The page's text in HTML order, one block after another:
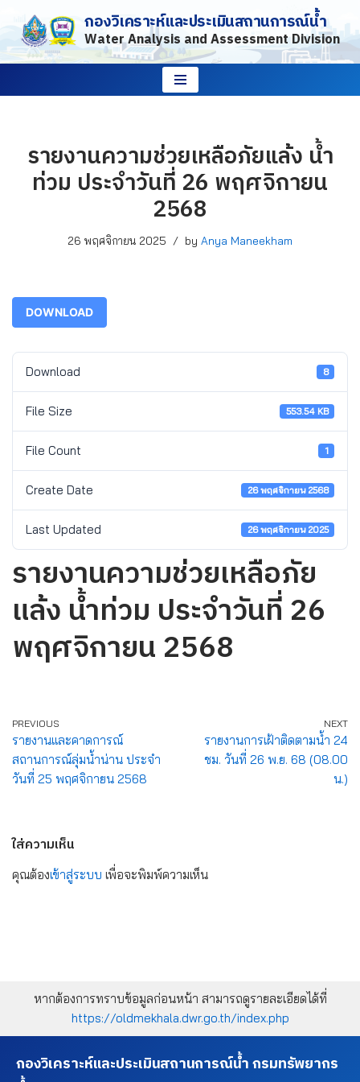
Skip
to
กองวิเคราะห์และประเมินสถานการณ์น้ำ
Water Analysis and Assessment Division
รายงานความช่วยเหลือภัยแล้ง น้ำ
ท่วม ประจำวันที่ 26 พฤศจิกายน
2568
26 พฤศจิกายน 2025 by Anya Maneekham
DOWNLOAD
Download 8
File Size 553.54 KB
File Count 1
Create Date 26 พฤศจิกายน 2568
Last Updated 26 พฤศจิกายน 2025
รายงานความช่วยเหลือภัย
แล้ง น้ำท่วม ประจำวันที่ 26
พฤศจิกายน 2568
PREVIOUS
รายงานและคาดการณ์
สถานการณ์ลุ่มน้ำน่าน ประจำ
วันที่ 25 พฤศจิกายน 2568
NEXT
รายงานการเฝ้าติดตามน้ำ 24
ชม. วันที่ 26 พ.ย. 68 (08.00
น.)
ใส่ความเห็น
คุณต้องเข้าสู่ระบบ เพื่อจะพิมพ์ความเห็น
หากต้องการทราบข้อมูลก่อนหน้า สามารถดูรายละเอียดได้ที่
https://oldmekhala.dwr.go.th/index.php
กองวิเคราะห์และประเมินสถานการณ์น้ำ กรมทรัพยากร